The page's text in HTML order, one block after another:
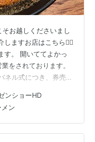
お越しくださいまし
ますお店はこちら💁‍♀️
す。 開いててよかっ
をされております。
ル式につき、券売機
いませ🙇 時刻は午前
おり強く降る状況で
をオーダー‼️ 辛味噌
＋大ライス 全部で
ンショーHD
ン